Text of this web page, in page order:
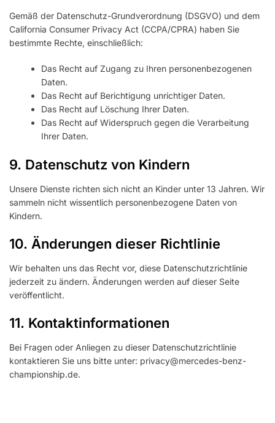
Gemäß der Datenschutz-Grundverordnung (DSGVO) und dem
California Consumer Privacy Act (CCPA/CPRA) haben Sie
bestimmte Rechte, einschließlich:
Das Recht auf Zugang zu Ihren personenbezogenen
Daten.
Das Recht auf Berichtigung unrichtiger Daten.
Das Recht auf Löschung Ihrer Daten.
Das Recht auf Widerspruch gegen die Verarbeitung
Ihrer Daten.
9. Datenschutz von Kindern
Unsere Dienste richten sich nicht an Kinder unter 13 Jahren. Wir
sammeln nicht wissentlich personenbezogene Daten von
Kindern.
10. Änderungen dieser Richtlinie
Wir behalten uns das Recht vor, diese Datenschutzrichtlinie
jederzeit zu ändern. Änderungen werden auf dieser Seite
veröffentlicht.
11. Kontaktinformationen
Bei Fragen oder Anliegen zu dieser Datenschutzrichtlinie
kontaktieren Sie uns bitte unter: privacy@mercedes-benz-
championship.de.